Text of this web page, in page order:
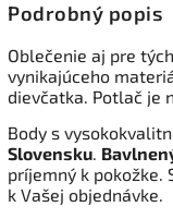
Podrobný popis
Oblečenie aj pre
vynikajúceho
dievčatka. Potlač je
Body s
Slovensku.
príjemný k
k Vašej objednávke.